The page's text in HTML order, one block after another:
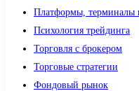
Платформы, терминалы
Психология трейдинга
Торговля с брокером
Торговые стратегии
Фондовый рынок